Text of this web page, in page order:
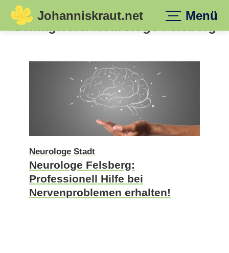
Skip
Johanniskraut.net Menü
Schlagwort:
Neurologe Stadt
Neurologe Felsberg:
Professionell Hilfe bei
Nervenproblemen erhalten!